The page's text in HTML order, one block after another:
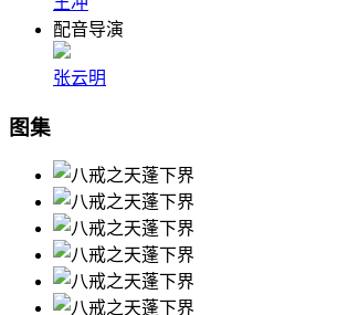
配音导演
张云明
图集